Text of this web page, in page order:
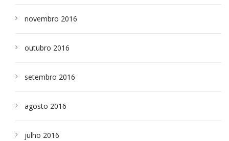
novembro 2016
outubro 2016
setembro 2016
agosto 2016
julho 2016